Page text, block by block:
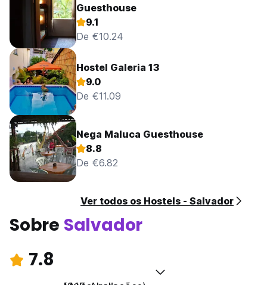
Guesthouse
9.1
De €10.24
Hostel Galeria 13
9.0
De €11.09
Nega Maluca Guesthouse
8.8
De €6.82
Ver todos os Hostels - Salvador
Sobre Salvador
7.8